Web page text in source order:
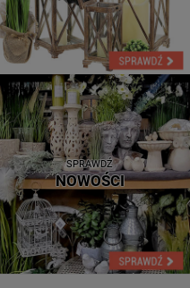
SPRAWDŹ
NOWOŚCI